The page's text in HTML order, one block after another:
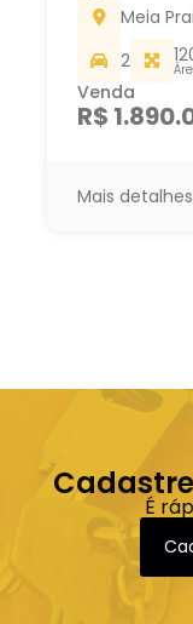
Meia
2
Venda
R$
Mais detalhes
É